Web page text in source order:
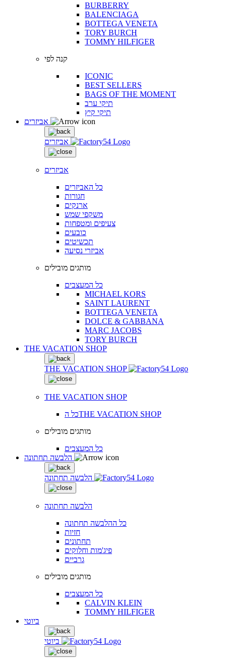
BURBERRY
BALENCIAGA
BOTTEGA VENETA
TORY BURCH
TOMMY HILFIGER
קנה לפי
ICONIC
BEST SELLERS
BAGS OF THE MOMENT
תיקי ערב
תיקי קיץ
אביזרים
אביזרים
כל האביזרים
חגורות
ארנקים
משקפי שמש
צעיפים ומטפחות
כובעים
תכשיטים
אביזרי נסיעה
מותגים מובילים
כל המעצבים
MICHAEL KORS
SAINT LAURENT
BOTTEGA VENETA
DOLCE & GABBANA
MARC JACOBS
TORY BURCH
THE VACATION SHOP
THE VACATION SHOP
THE VACATION SHOP
כל הTHE VACATION SHOP
מותגים מובילים
כל המעצבים
הלבשה תחתונה
הלבשה תחתונה
כל ההלבשה תחתונה
חזיות
תחתונים
פיג'מות וחלוקים
גרביים
מותגים מובילים
כל המעצבים
CALVIN KLEIN
TOMMY HILFIGER
ביוטי
ביוטי